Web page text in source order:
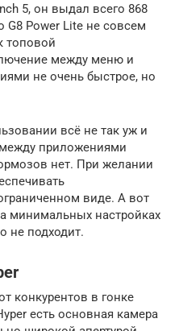
5, он выдал всего 868
Power Lite не совсем
топовой
между меню и
не очень быстрое, но
всё не так уж и
приложениями
нет. При желании
виде. А вот
минимальных настройках
не подходит.
конкурентов в гонке
есть основная камера